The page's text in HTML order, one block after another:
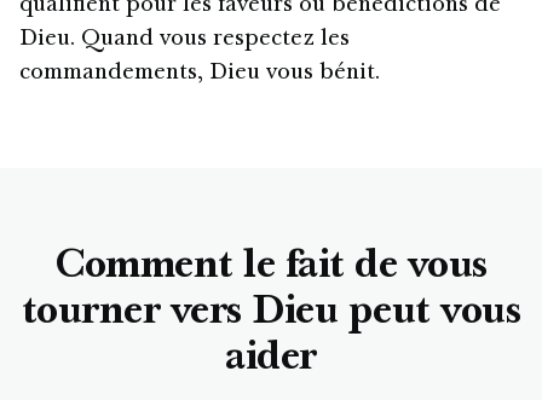
qualifient pour les faveurs ou bénédictions de
Dieu. Quand vous respectez les
commandements, Dieu vous bénit.
Comment le fait de vous
tourner vers Dieu peut vous
aider